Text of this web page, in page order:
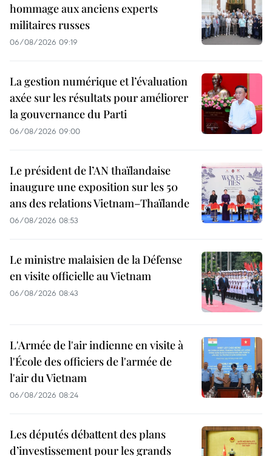
hommage aux anciens experts
militaires russes
06/08/2026 09:19
La gestion numérique et l’évaluation
axée sur les résultats pour améliorer
la gouvernance du Parti
06/08/2026 09:00
Le président de l’AN thaïlandaise
inaugure une exposition sur les 50
ans des relations Vietnam–Thaïlande
06/08/2026 08:53
Le ministre malaisien de la Défense
en visite officielle au Vietnam
06/08/2026 08:43
L'Armée de l'air indienne en visite à
l'École des officiers de l'armée de
l'air du Vietnam
06/08/2026 08:24
Les députés débattent des plans
d’investissement pour les grands